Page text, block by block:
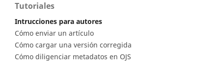
Tutoriales
Intrucciones para autores
Cómo enviar un artículo
Cómo cargar una versión corregida
Cómo diligenciar metadatos en OJS